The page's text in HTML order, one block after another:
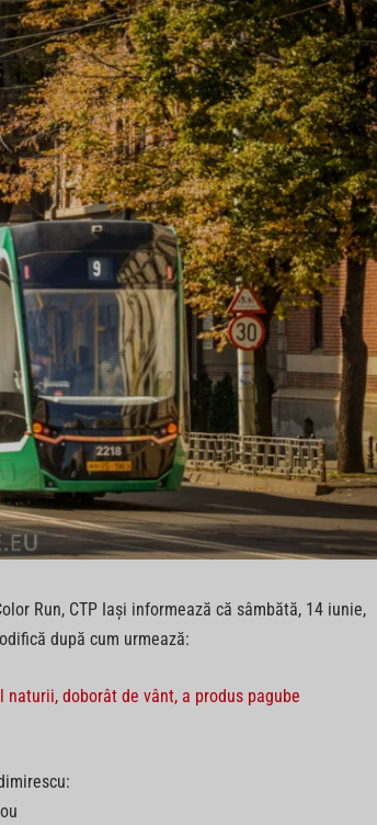
Run, CTP Iași informează că sâmbătă, 14 iunie,
după cum urmează:
doborât de vânt, a produs pagube